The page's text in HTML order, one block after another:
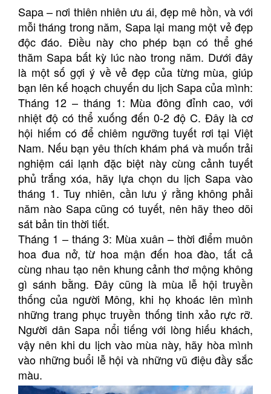
Sapa – nơi thiên nhiên ưu ái, đẹp mê hồn, và với
mỗi tháng trong năm, Sapa lại mang một vẻ đẹp
độc đáo. Điều này cho phép bạn có thể ghé
thăm Sapa bất kỳ lúc nào trong năm. Dưới đây
là một số gợi ý về vẻ đẹp của từng mùa, giúp
bạn lên kế hoạch chuyến du lịch Sapa của mình:
Tháng 12 – tháng 1: Mùa đông đỉnh cao, với
nhiệt độ có thể xuống đến 0-2 độ C. Đây là cơ
hội hiếm có để chiêm ngưỡng tuyết rơi tại Việt
Nam. Nếu bạn yêu thích khám phá và muốn trải
nghiệm cái lạnh đặc biệt này cùng cảnh tuyết
phủ trắng xóa, hãy lựa chọn du lịch Sapa vào
tháng 1. Tuy nhiên, cần lưu ý rằng không phải
năm nào Sapa cũng có tuyết, nên hãy theo dõi
sát bản tin thời tiết.
Tháng 1 – tháng 3: Mùa xuân – thời điểm muôn
hoa đua nở, từ hoa mận đến hoa đào, tất cả
cùng nhau tạo nên khung cảnh thơ mộng không
gì sánh bằng. Đây cũng là mùa lễ hội truyền
thống của người Mông, khi họ khoác lên mình
những trang phục truyền thống tinh xảo rực rỡ.
Người dân Sapa nổi tiếng với lòng hiếu khách,
vậy nên khi du lịch vào mùa này, hãy hòa mình
vào những buổi lễ hội và những vũ điệu đầy sắc
màu.